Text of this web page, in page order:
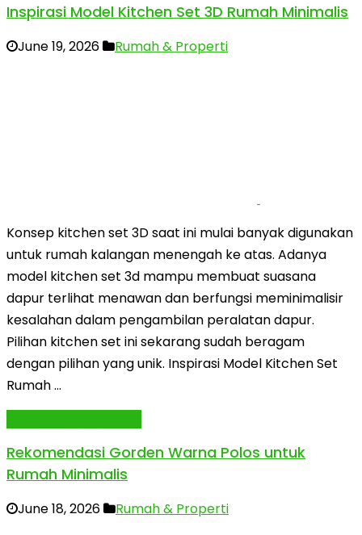
Inspirasi Model Kitchen Set 3D Rumah Minimalis
June 19, 2026 Rumah & Properti
Konsep kitchen set 3D saat ini mulai banyak digunakan
untuk rumah kalangan menengah ke atas. Adanya
model kitchen set 3d mampu membuat suasana
dapur terlihat menawan dan berfungsi meminimalisir
kesalahan dalam pengambilan peralatan dapur.
Pilihan kitchen set ini sekarang sudah beragam
dengan pilihan yang unik. Inspirasi Model Kitchen Set
Rumah …
Rekomendasi Gorden Warna Polos untuk
Rumah Minimalis
June 18, 2026 Rumah & Properti